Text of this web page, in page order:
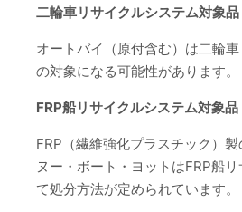
二輪車リサイクルシステム対象品
オートバイ（原付含む）は二輪
の対象になる可能性があります。
FRP船リサイクルシステム対象品
FRP（繊維強化プラスチック）
ヌー・ボート・ヨットはFRP船
て処分方法が定められています。